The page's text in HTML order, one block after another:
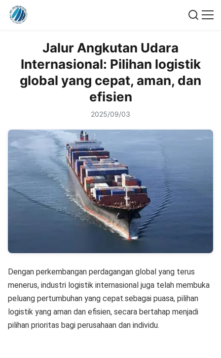
Jalur Angkutan Udara
Internasional: Pilihan logistik
global yang cepat, aman, dan
efisien
2025/09/03
Dengan perkembangan perdagangan global yang terus
menerus, industri logistik internasional juga telah membuka
peluang pertumbuhan yang cepat.sebagai puasa, pilihan
logistik yang aman dan efisien, secara bertahap menjadi
pilihan prioritas bagi perusahaan dan individu.